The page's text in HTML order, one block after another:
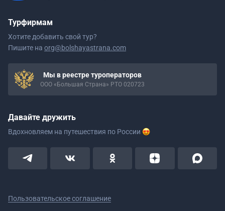
Турфирмам
Хотите добавить свой тур?
Пишите на org@bolshayastrana.com
Мы в реестре туроператоров
ООО «Большая Страна» РТО 020723
Давайте дружить
Вдохновляем на путешествия по России
Пользовательское соглашение